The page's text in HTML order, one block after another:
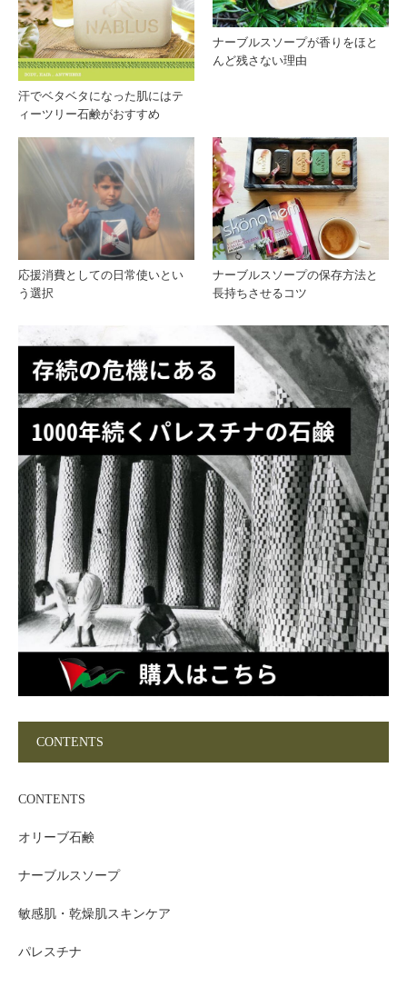
滅 を襲
汗でベタベタになった肌にはテ
ィーツリー石鹸がおすすめ
ナーブルスソープが香りをほと
んど残さない理由
応援消費としての日常使いとい
う選択
ナーブルスソープの保存方法と
長持ちさせるコツ
CONTENTS
CONTENTS
オリーブ石鹸
ナーブルスソープ
敏感肌・乾燥肌スキンケア
パレスチナ